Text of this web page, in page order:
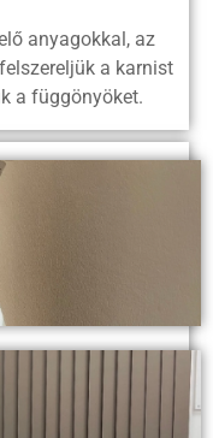
anyagokkal, az
a karnist
a függönyöket.